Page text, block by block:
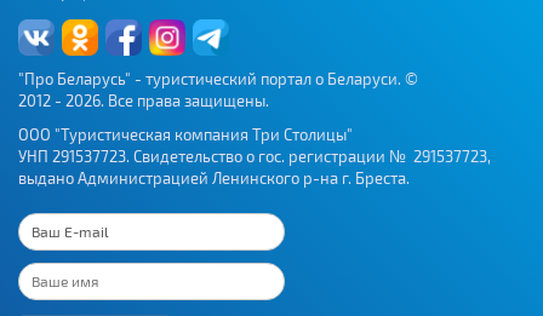
"Про Беларусь" - туристический портал о Беларуси. ©
2012 - 2026. Все права защищены.
ООО "Туристическая компания Три Столицы"
УНП 291537723. Свидетельство о гос. регистрации № 291537723,
выдано Администрацией Ленинского р-на г. Бреста.